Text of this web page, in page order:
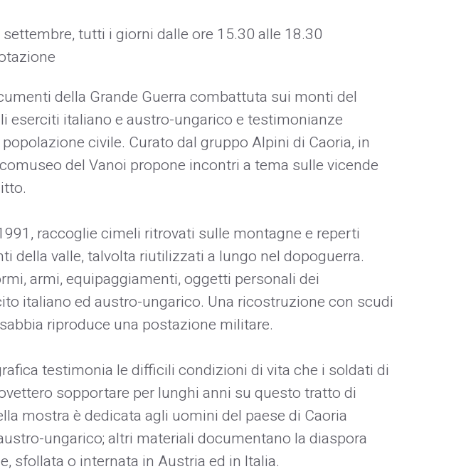
tutti i giorni dalle ore 15.30 alle 18.30
della Grande Guerra combattuta sui monti del
eserciti italiano e austro-ungarico e testimonianze
civile. Curato dal gruppo Alpini di Caoria, in
del Vanoi propone incontri a tema sulle vicende
raccoglie cimeli ritrovati sulle montagne e reperti
della valle, talvolta riutilizzati a lungo nel dopoguerra.
armi, equipaggiamenti, oggetti personali dei
italiano ed austro-ungarico. Una ricostruzione con scudi
riproduce una postazione militare.
testimonia le difficili condizioni di vita che i soldati di
sopportare per lunghi anni su questo tratto di
mostra è dedicata agli uomini del paese di Caoria
ungarico; altri materiali documentano la diaspora
sfollata o internata in Austria ed in Italia.